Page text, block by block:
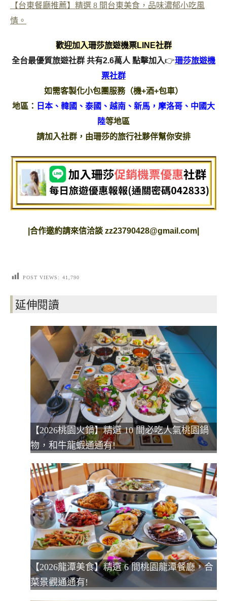
【台東餐廳推薦】精選 8 間台東美食，品味濃郁小吃風
情。
歡迎加入珊莎旅遊機票LINE社群
全台最優質旅遊社群 共有2.6萬人 點擊加入👉珊莎旅遊機
票社群
如需客製化小包團服務（機+酒+包車）
地區： 日本、韓國、泰國、越南、新馬，摩洛哥、中國大
陸等地區
請加入社群，由珊莎的旅行社夥伴幫你安排
合作邀約請來信洽談 zz23790428@gmail.com
POST VIEWS: 41,790
延伸閱讀
【2026桃園火鍋】精選 10 間必吃人氣桃園鍋
物，和牛龍蝦通通有!
【2026龍潭美食】精選 6 間桃園龍潭餐廳，合
菜景觀通通有!